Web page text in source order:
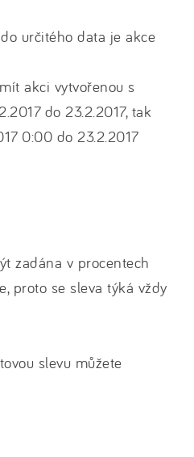
určitého data je akce
akci vytvořenou s
do 23.2.2017, tak
0:00 do 23.2.2017
zadána v procentech
proto se sleva týká vždy
slevu můžete